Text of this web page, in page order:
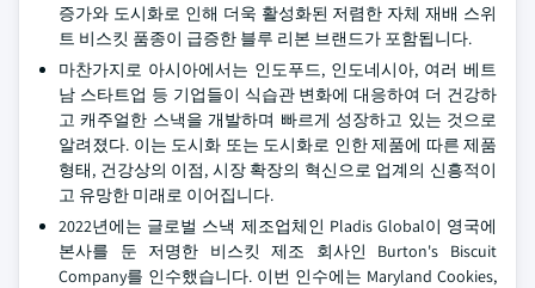
증가와 도시화로 인해 더욱 활성화된 저렴한 자체 재배 스위
트 비스킷 품종이 급증한 블루 리본 브랜드가 포함됩니다.
마찬가지로 아시아에서는 인도푸드, 인도네시아, 여러 베트
남 스타트업 등 기업들이 식습관 변화에 대응하여 더 건강하
고 캐주얼한 스낵을 개발하며 빠르게 성장하고 있는 것으로
알려졌다. 이는 도시화 또는 도시화로 인한 제품에 따른 제품
형태, 건강상의 이점, 시장 확장의 혁신으로 업계의 신흥적이
고 유망한 미래로 이어집니다.
2022년에는 글로벌 스낵 제조업체인 Pladis Global이 영국에
본사를 둔 저명한 비스킷 제조 회사인 Burton's Biscuit
Company를 인수했습니다. 이번 인수에는 Maryland Cookies,